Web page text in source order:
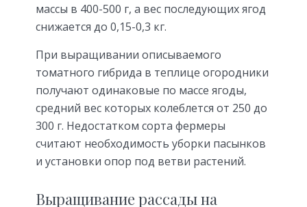
массы в 400-500 г, а вес последующих ягод
снижается до 0,15-0,3 кг.
При выращивании описываемого
томатного гибрида в теплице огородники
получают одинаковые по массе ягоды,
средний вес которых колеблется от 250 до
300 г. Недостатком сорта фермеры
считают необходимость уборки пасынков
и установки опор под ветви растений.
Выращивание рассады на